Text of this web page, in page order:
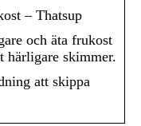
– Thatsup
och äta frukost
härligare skimmer.
att skippa